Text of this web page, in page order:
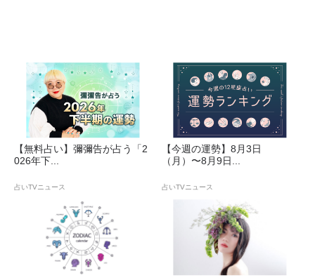
【無料占い】彌彌告が占う「2
026年下...
占いTVニュース
【今週の運勢】8月3日
（月）〜8月9日...
占いTVニュース